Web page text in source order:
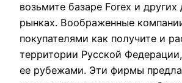
возьмите базаре Forex и
рынках. Воображенные
покупателями как получите и
территории Русской
ее рубежами. Эти фирмы